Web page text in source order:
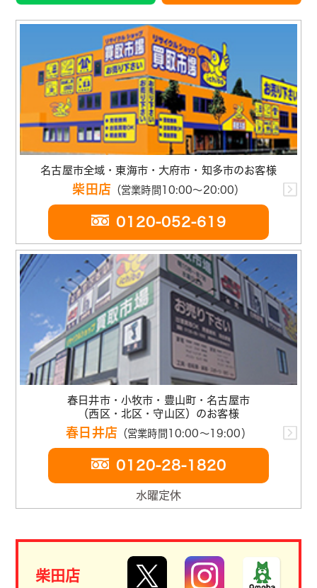
名古屋市全域・東海市・大府市・知多市のお客様
柴田店 （営業時間10:00～20:00）
0120-052-619
春日井市・小牧市・豊山町・名古屋市
（西区・北区・守山区）のお客様
春日井店 （営業時間10:00～19:00）
0120-28-1820
水曜定休
柴田店